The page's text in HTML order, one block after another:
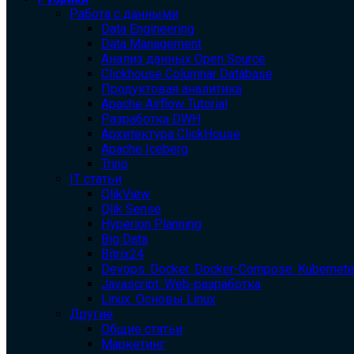
Работа с данными
Data Engineering
Data Management
Анализ данных Open Source
Clickhouse Columnar Database
Продуктовая аналитика
Apache Airflow Tutorial
Разработка DWH
Архитектура ClickHouse
Apache Iceberg
Trino
IT статьи
QlikView
Qlik Sense
Hyperion Planning
Big Data
Bitrix24
Devops. Docker. Docker-Compose.
Javascript. Web-разработка
Linux. Основы Linux
Другие
Общие статьи
Маркетинг